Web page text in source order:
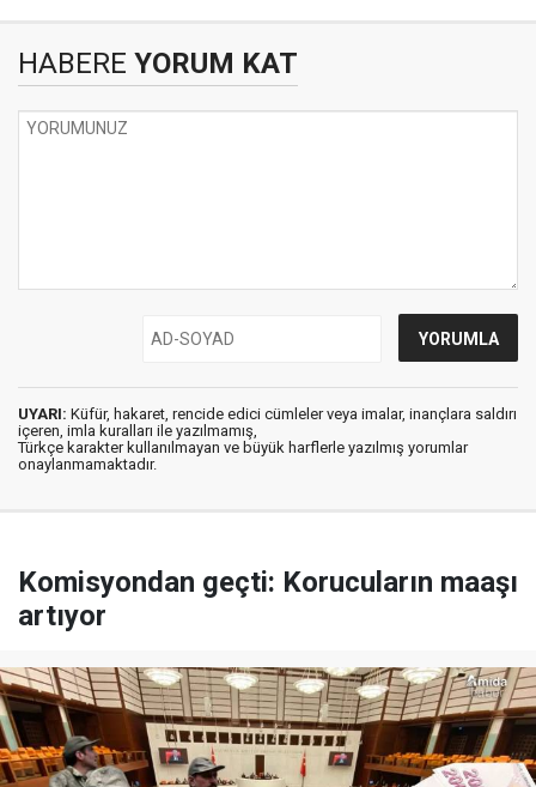
HABERE YORUM KAT
UYARI: Küfür, hakaret, rencide edici cümleler veya imalar, inançlara saldırı
içeren, imla kuralları ile yazılmamış,
Türkçe karakter kullanılmayan ve büyük harflerle yazılmış yorumlar
onaylanmamaktadır.
Komisyondan geçti: Korucuların maaşı
artıyor